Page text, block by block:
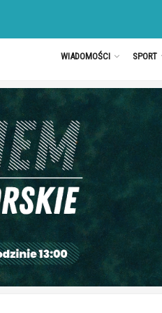
WIADOMOŚCI SPORT